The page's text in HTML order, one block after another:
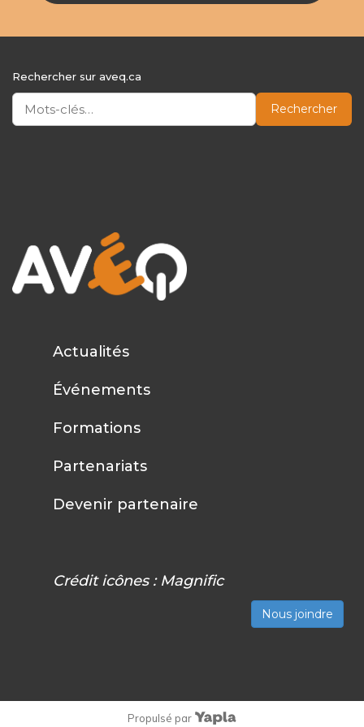
Rechercher sur aveq.ca
Rechercher
Actualités
Événements
Formations
Partenariats
Devenir partenaire
Crédit icônes : Magnific
Nous joindre
Propulsé par